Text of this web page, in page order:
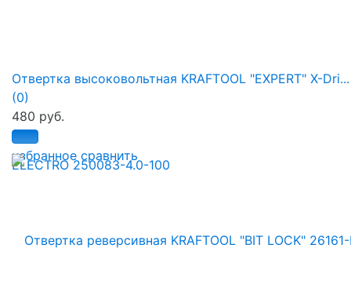
избранное сравнить
Отвертка высоковольтная KRAFTOOL "EXPERT" X-Dri...
(0)
480 руб.